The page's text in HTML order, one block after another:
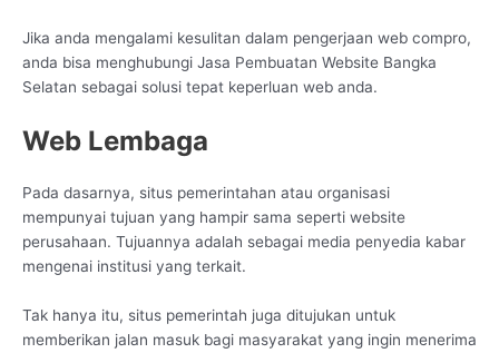
Jika anda mengalami kesulitan dalam pengerjaan web compro,
anda bisa menghubungi Jasa Pembuatan Website Bangka
Selatan sebagai solusi tepat keperluan web anda.
Web Lembaga
Pada dasarnya, situs pemerintahan atau organisasi
mempunyai tujuan yang hampir sama seperti website
perusahaan. Tujuannya adalah sebagai media penyedia kabar
mengenai institusi yang terkait.
Tak hanya itu, situs pemerintah juga ditujukan untuk
memberikan jalan masuk bagi masyarakat yang ingin menerima